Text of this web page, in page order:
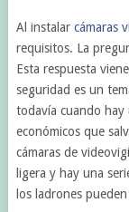
Al instalar cámaras
requisitos. La
Esta respuesta
seguridad es un
todavía cuando hay
económicos que
cámaras de
ligera y hay una
los ladrones